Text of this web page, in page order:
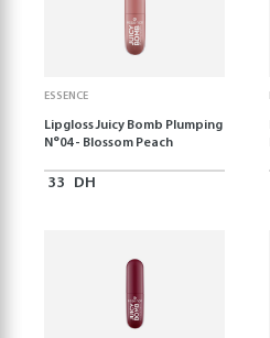
ESSENCE
Lipgloss Juicy Bomb Plumping
N°04 - Blossom Peach
33 DH